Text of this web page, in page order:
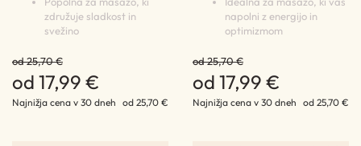
združuje sladkost in
svežino
od 25,70 €
od 17,99 €
Najnižja cena v 30 dneh od 25,70 €
napolni z energijo in
optimizmom
od 25,70 €
od 17,99 €
Najnižja cena v 30 dneh od 25,70 €